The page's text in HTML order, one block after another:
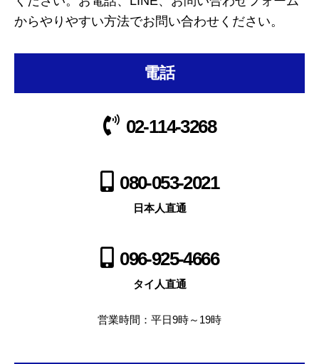
からやりやすい方法でお問い合わせください。
電話
02-114-3268
080-053-2021
日本人直通
096-925-4666
タイ人直通
営業時間：平日9時～19時